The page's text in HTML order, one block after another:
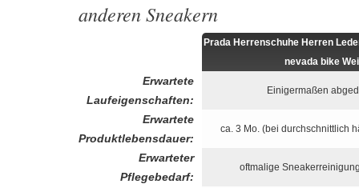
anderen Sneakern
Prada Herrenschuhe Herren
nevada bike
Erwartete
Laufeigenschaften:
Einigermaßen
Erwartete
Produktlebensdauer:
ca. 3 Mo. (bei durchschnittlich
Erwarteter
Pflegebedarf:
oftmalige